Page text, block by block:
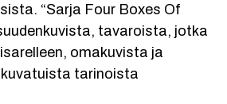
“Sarja Four Boxes Of
tavaroista, jotka
omakuvista ja
tarinoista